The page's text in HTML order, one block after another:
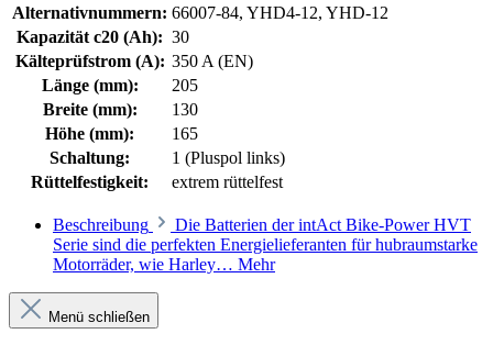
Alternativnummern: 66007-84, YHD4-12, YHD-12
Kapazität c20 (Ah): 30
Kälteprüfstrom (A): 350 A (EN)
Länge (mm):
205
Breite (mm):
130
Höhe (mm):
165
Schaltung:
1 (Pluspol links)
Rüttelfestigkeit:
extrem rüttelfest
Beschreibung
Die Batterien der intAct Bike-Power HVT
Serie sind die perfekten Energielieferanten für hubraumstarke
Motorräder, wie Harley… Mehr
Menü schließen